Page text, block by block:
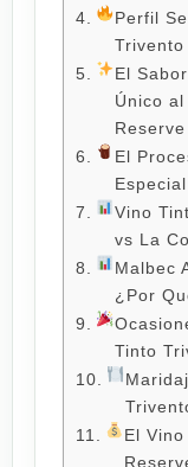
Perfil
El
Único
El
Vino
vs La
Malbec
¿Por
Tinto
El